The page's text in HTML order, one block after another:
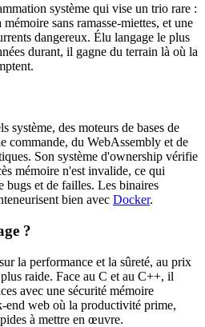
système qui vise un trio rare :
sans ramasse-miettes, et une
dangereux. Élu langage le plus
durant, il gagne du terrain là où la
système, des moteurs de bases de
commande, du WebAssembly et de
Son système d'ownership vérifie
mémoire n'est invalide, ce qui
bugs et de failles. Les binaires
bien avec Docker.
?
la performance et la sûreté, au prix
raide. Face au C et au C++, il
avec une sécurité mémoire
end web où la productivité prime,
à mettre en œuvre.